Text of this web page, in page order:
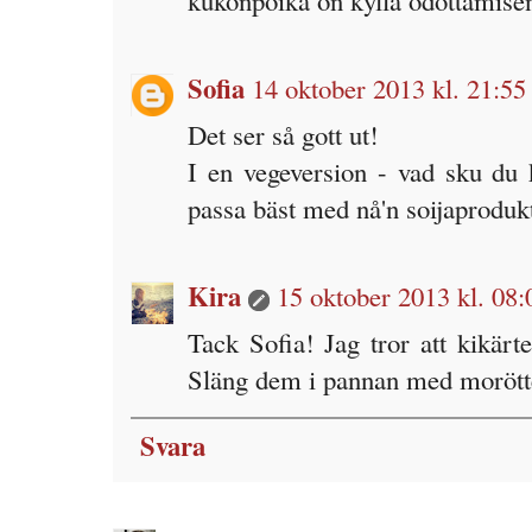
Sofia 14 oktober 2013 kl. 21:55
Det ser så gott ut!
I en vegeversion - vad sku du
passa bäst med nå'n
Kira
15 oktober 2013 kl.
Tack Sofia! Jag tror att
Släng dem i pannan med
Svara